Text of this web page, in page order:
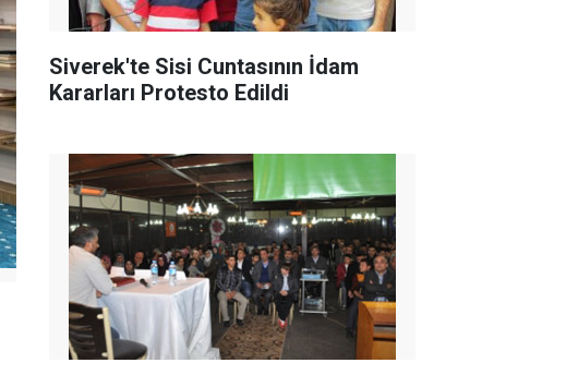
Siverek'te Sisi Cuntasının İdam
Kararları Protesto Edildi